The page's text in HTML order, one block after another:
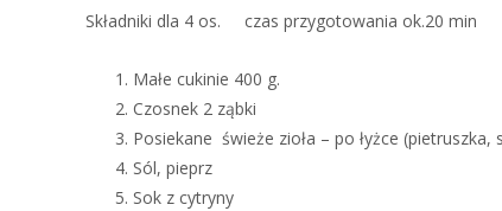
Składniki dla 4 os. czas przygotowania ok.20 min
Małe cukinie 400 g.
Czosnek 2 ząbki
Posiekane świeże zioła – po łyżce
Sól, pieprz
Sok z cytryny